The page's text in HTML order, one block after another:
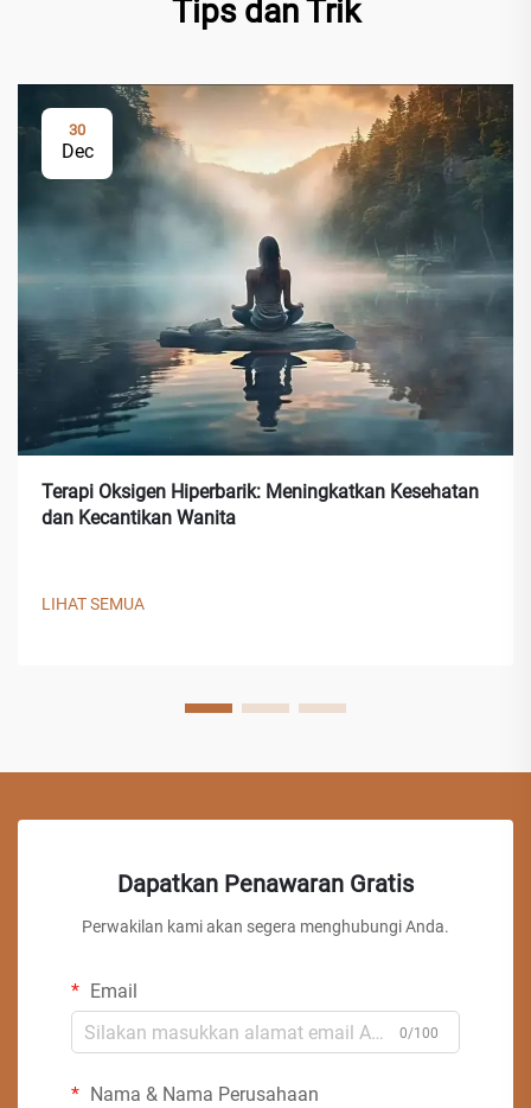
Tips dan Trik
30
Dec
Terapi Oksigen Hiperbarik: Meningkatkan Kesehatan
dan Kecantikan Wanita
LIHAT SEMUA
Dapatkan Penawaran Gratis
Perwakilan kami akan segera menghubungi Anda.
Email
0/100
Nama & Nama Perusahaan